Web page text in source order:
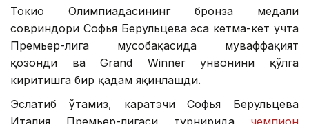
Токио Олимпиадасининг бронза медали
совриндори Софья Берульцева эса кетма-кет учта
Премьер-лига мусобақасида муваффақият
қозонди ва Grand Winner унвонини қўлга
киритишга бир қадам яқинлашди.
Эслатиб ўтамиз, каратэчи Софья Берульцева